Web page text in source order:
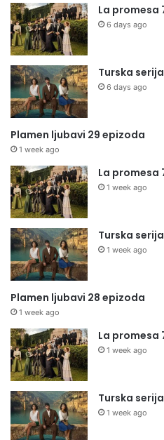
La promesa
6 days ago
Turska
6 days ago
Plamen ljubavi 29 epizoda
1 week ago
La promesa
1 week ago
Turska
1 week ago
Plamen ljubavi 28 epizoda
1 week ago
La promesa
1 week ago
Turska
1 week ago